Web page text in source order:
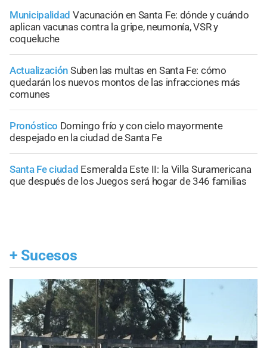
Municipalidad Vacunación en Santa Fe: dónde y cuándo
aplican vacunas contra la gripe, neumonía, VSR y
coqueluche
Actualización Suben las multas en Santa Fe: cómo
quedarán los nuevos montos de las infracciones más
comunes
Pronóstico Domingo frío y con cielo mayormente
despejado en la ciudad de Santa Fe
Santa Fe ciudad Esmeralda Este II: la Villa Suramericana
que después de los Juegos será hogar de 346 familias
+ Sucesos